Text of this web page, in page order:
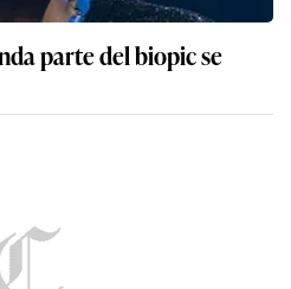
parte del biopic se